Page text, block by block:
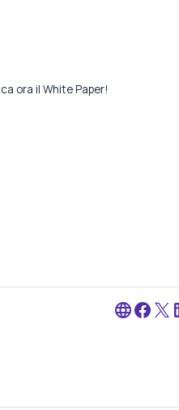
ora il White Paper!
language